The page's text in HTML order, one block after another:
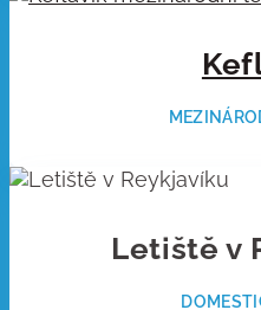
Letiště v